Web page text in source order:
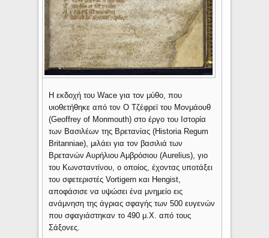
Η εκδοχή του Wace για τον μύθο, που
υιοθετήθηκε από τον Ο Τζέφρεϊ του Μονμάουθ
(Geoffrey of Monmouth) στο έργο του Ιστορία
των Βασιλέων της Βρετανίας (Historia Regum
Britanniae), μιλάει για τον βασιλιά των
Βρετανών Αυρήλιου Αμβρόσιου (Aurelius), γιο
του Κωνσταντίνου, ο οποίος, έχοντας υποτάξει
του σφετεριστές Vortigern και Hengist,
αποφάσισε να υψώσει ένα μνημείο εις
ανάμνηση της άγριας σφαγής των 500 ευγενών
που σφαγιάστηκαν το 490 μ.Χ. από τους
Σάξονες.